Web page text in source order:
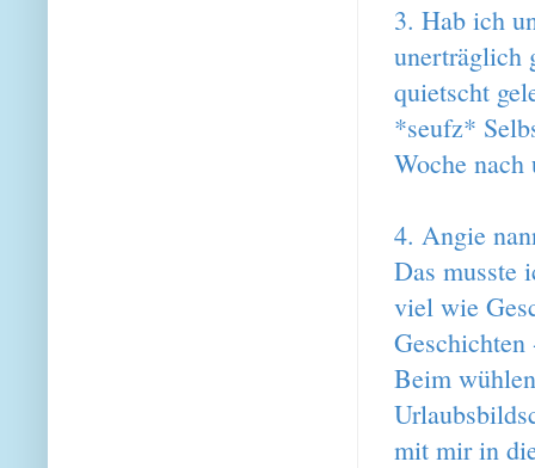
3. Hab ich
unerträglich
quietscht
*seufz*
Woche nach
4. Angie
Das musste
viel wie
Beim
mit mir in